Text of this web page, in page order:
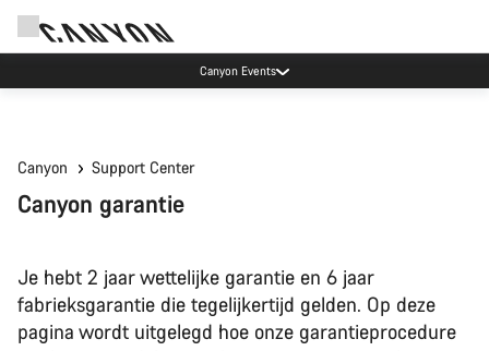
Canyon Events
Canyon Support Center
Canyon garantie
Je hebt 2 jaar wettelijke garantie en 6 jaar
fabrieksgarantie die tegelijkertijd gelden. Op deze
pagina wordt uitgelegd hoe onze garantieprocedure